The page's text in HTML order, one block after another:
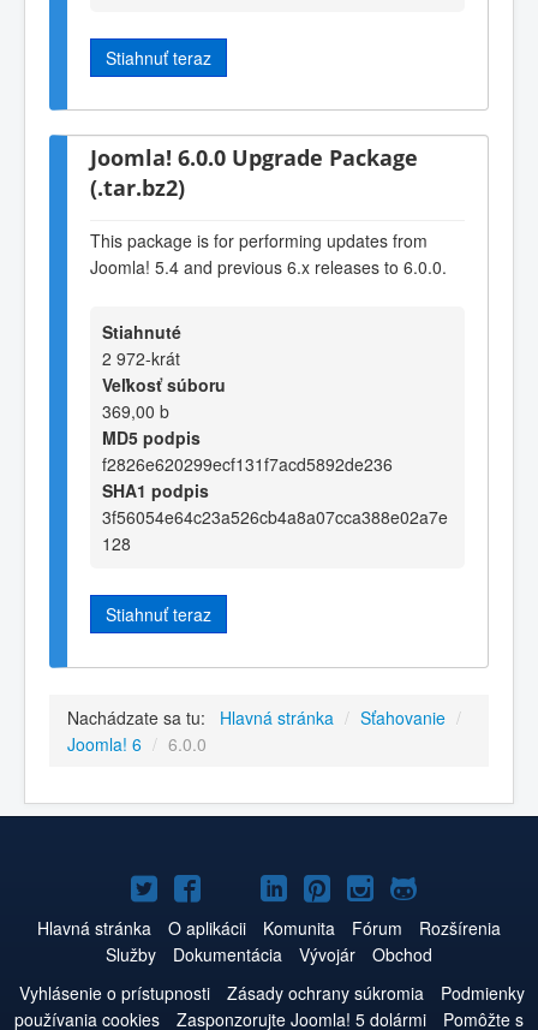
Stiahnuť teraz
Joomla! 6.0.0 Upgrade Package
(.tar.bz2)
This package is for performing updates from
Joomla! 5.4 and previous 6.x releases to 6.0.0.
Stiahnuté
2 972-krát
Veľkosť súboru
369,00 b
MD5 podpis
f2826e620299ecf131f7acd5892de236
SHA1 podpis
3f56054e64c23a526cb4a8a07cca388e02a7e
128
Stiahnuť teraz
Nachádzate sa tu: Hlavná stránka / Sťahovanie /
Joomla! 6 / 6.0.0
Joomla!
na
Twitteri
Joomla!
na
Facebooku
Joomla!
na
YouTube
Joomla!
na
LinkedIn
Joomla!
na
Pinterest
Joomla!
na
Instagrame
Joomla!
na
GitHub
Hlavná stránka O aplikácii Komunita Fórum
Rozšírenia
Služby
Dokumentácia Vývojár
Obchod
Vyhlásenie o prístupnosti
Zásady ochrany súkromia
Podmienky
používania cookies
Zasponzorujte Joomla! 5 dolármi Pomôžte s